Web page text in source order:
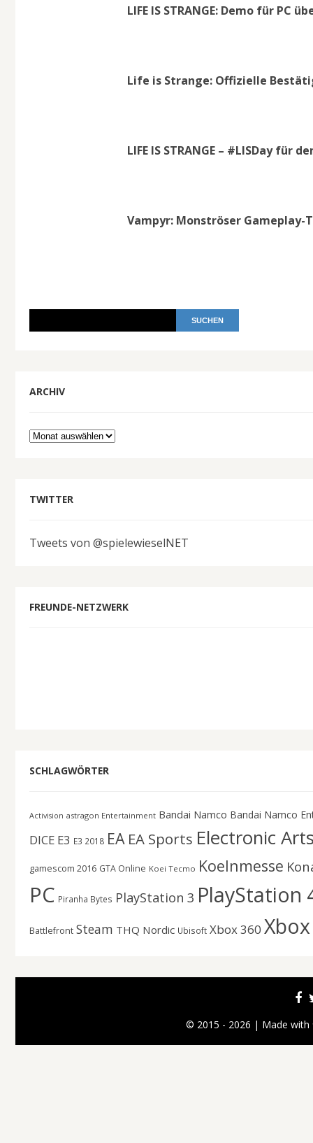
LIFE IS STRANGE: Demo für PC
Life is Strange: Offizielle
LIFE IS STRANGE – #LISDay für
Vampyr: Monströser
ARCHIV
Archiv
TWITTER
Tweets von @spielewieselNET
FREUNDE-NETZWERK
SCHLAGWÖRTER
Activision astragon Entertainment Bandai Namco Bandai Namco
DICE E3 E3 2018 EA EA Sports Electronic
gamescom 2016 GTA Online Koei Tecmo Koelnmesse
PC Piranha Bytes PlayStation 3 PlayStation
Battlefront Steam THQ Nordic Ubisoft Xbox 360
© 2015 - 2026 | Made